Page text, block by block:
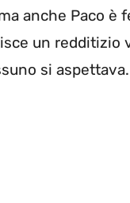
anche Paco è
un redditizio
si